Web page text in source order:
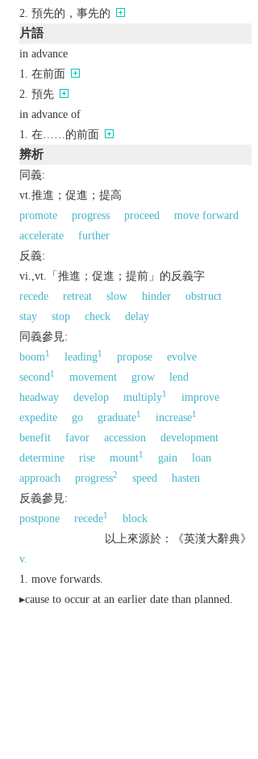
預先的，事先的
片語
in advance
在前面
預先
in advance of
在……的前面
辨析
同義:
vt.推進；促進；提高
promote
progress proceed
move forward
accelerate
further
反義:
vi.,vt.「推進；促進；提前」的反義字
recede
retreat slow hinder
obstruct
stay
stop check
delay
同義參見:
boom1 leading1 propose
evolve
second1 movement grow
lend
headway
develop multiply1
improve
expedite
go graduate1 increase1
benefit favor accession
development
determine
rise mount1 gain
loan
approach
progress2 speed
hasten
反義參見:
postpone
recede1
block
以上來源於：《英漢大辭典》
v.
move forwards.
▸cause to occur at an earlier date than planned.